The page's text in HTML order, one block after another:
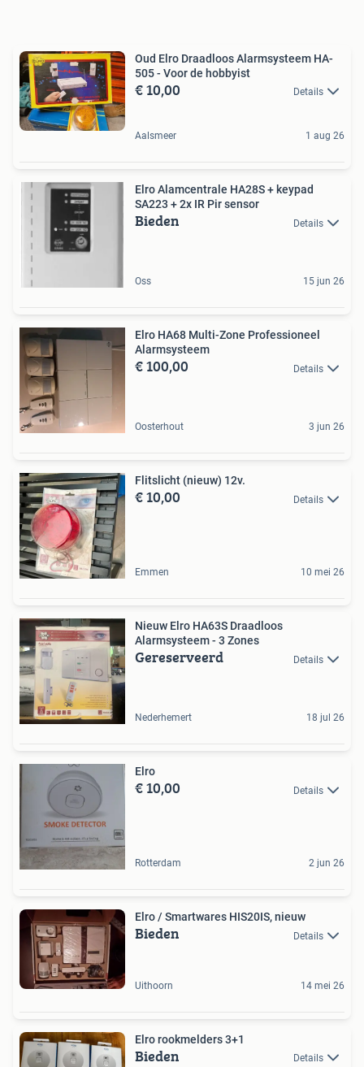
Oud Elro Draadloos Alarmsysteem HA-
505 - Voor de hobbyist
€ 10,00 Details
Aalsmeer 1 aug 26
Elro Alamcentrale HA28S + keypad
SA223 + 2x IR Pir sensor
Bieden Details
Oss 15 jun 26
Elro HA68 Multi-Zone Professioneel
Alarmsysteem
€ 100,00 Details
Oosterhout 3 jun 26
Flitslicht (nieuw) 12v.
€ 10,00 Details
Emmen 10 mei 26
Nieuw Elro HA63S Draadloos
Alarmsysteem - 3 Zones
Gereserveerd Details
Nederhemert 18 jul 26
Elro
€ 10,00 Details
Rotterdam 2 jun 26
Elro / Smartwares HIS20IS, nieuw
Bieden Details
Uithoorn 14 mei 26
Elro rookmelders 3+1
Bieden Details